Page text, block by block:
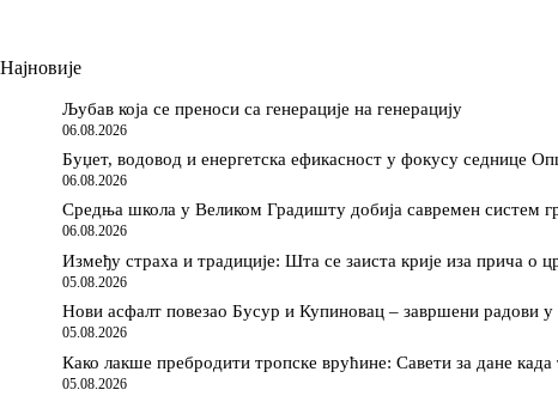
Најновије
Љубав која се преноси са генерације на генерацију
06.08.2026
Буџет, водовод и енергетска ефикасност у фокусу седнице
06.08.2026
Средња школа у Великом Градишту добија савремен систем
06.08.2026
Између страха и традиције: Шта се заиста крије иза прича о
05.08.2026
Нови асфалт повезао Бусур и Купиновац – завршени радови у
05.08.2026
Како лакше пребродити тропске врућине: Савети за дане
05.08.2026